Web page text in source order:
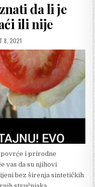
da li je
ili nije
8, 2021
povrće i prirodne
vas da su njihovi
bez širenja sintetičkih